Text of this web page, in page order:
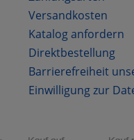
Versandkosten
Katalog anfordern
Direktbestellung
Barrierefreiheit
Einwilligung zur